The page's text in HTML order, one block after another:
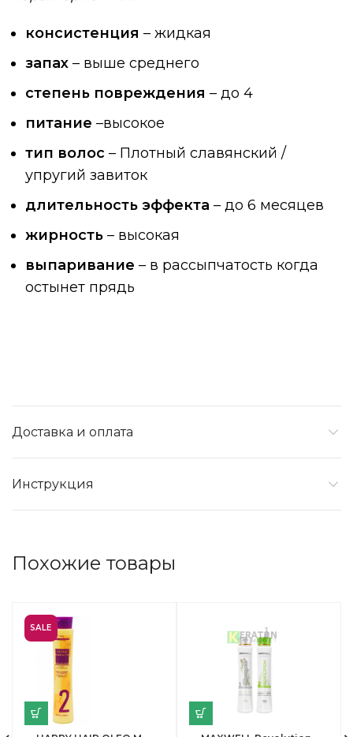
консистенция – жидкая
запах – выше среднего
степень повреждения – до 4
питание –высокое
тип волос – Плотный славянский /
упругий завиток
длительность эффекта – до 6 месяцев
жирность – высокая
выпаривание – в рассыпчатость когда
остынет прядь
Доставка и оплата
Инструкция
Похожие товары
SALE